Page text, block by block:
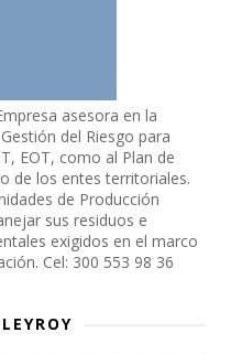
asesora en la
del Riesgo para
EOT, como al Plan de
de los entes territoriales.
de Producción
sus residuos e
exigidos en el marco
Cel: 300 553 98 36